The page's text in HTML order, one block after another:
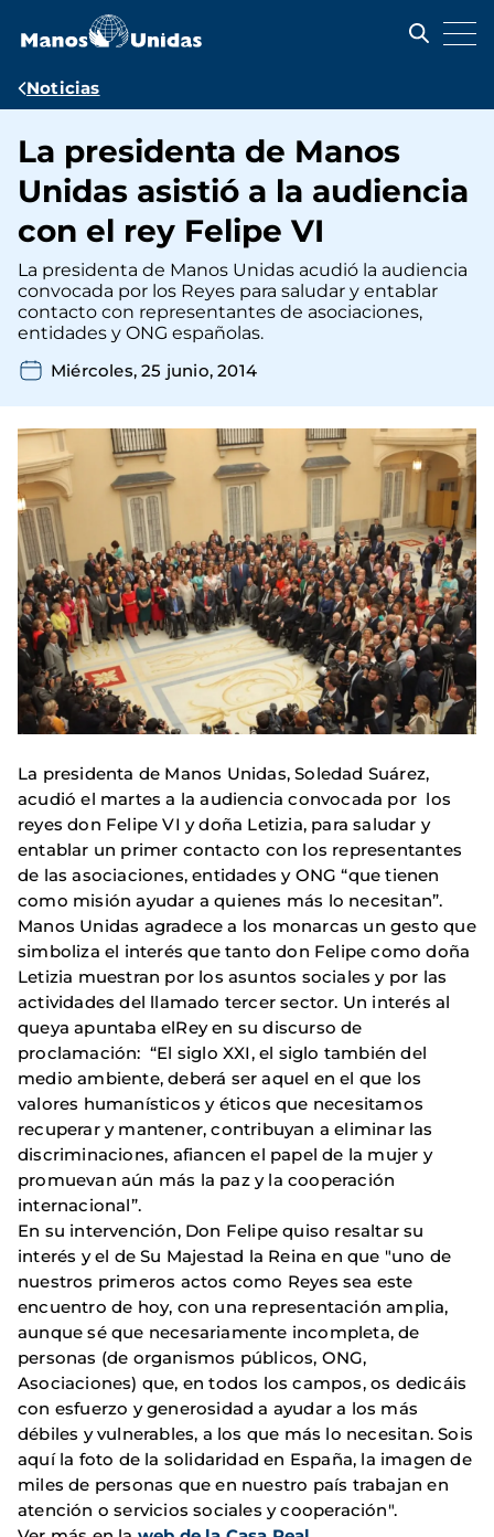
contenido
Ruta
navegación
Noticias
La presidenta de Manos
Unidas asistió a la audiencia
con el rey Felipe VI
La presidenta de Manos Unidas acudió la audiencia
convocada por los Reyes para saludar y entablar
contacto con representantes de asociaciones,
entidades y ONG españolas.
Miércoles, 25 junio, 2014
La presidenta de Manos Unidas, Soledad Suárez,
acudió el martes a la audiencia convocada por los
reyes don Felipe VI y doña Letizia, para saludar y
entablar un primer contacto con los representantes
de las asociaciones, entidades y ONG “que tienen
como misión ayudar a quienes más lo necesitan”.
Manos Unidas agradece a los monarcas un gesto que
simboliza el interés que tanto don Felipe como doña
Letizia muestran por los asuntos sociales y por las
actividades del llamado tercer sector. Un interés al
queya apuntaba elRey en su discurso de
proclamación: “El siglo XXI, el siglo también del
medio ambiente, deberá ser aquel en el que los
valores humanísticos y éticos que necesitamos
recuperar y mantener, contribuyan a eliminar las
discriminaciones, afiancen el papel de la mujer y
promuevan aún más la paz y la cooperación
internacional”.
En su intervención, Don Felipe quiso resaltar su
interés y el de Su Majestad la Reina en que "uno de
nuestros primeros actos como Reyes sea este
encuentro de hoy, con una representación amplia,
aunque sé que necesariamente incompleta, de
personas (de organismos públicos, ONG,
Asociaciones) que, en todos los campos, os dedicáis
con esfuerzo y generosidad a ayudar a los más
débiles y vulnerables, a los que más lo necesitan. Sois
aquí la foto de la solidaridad en España, la imagen de
miles de personas que en nuestro país trabajan en
atención o servicios sociales y cooperación".